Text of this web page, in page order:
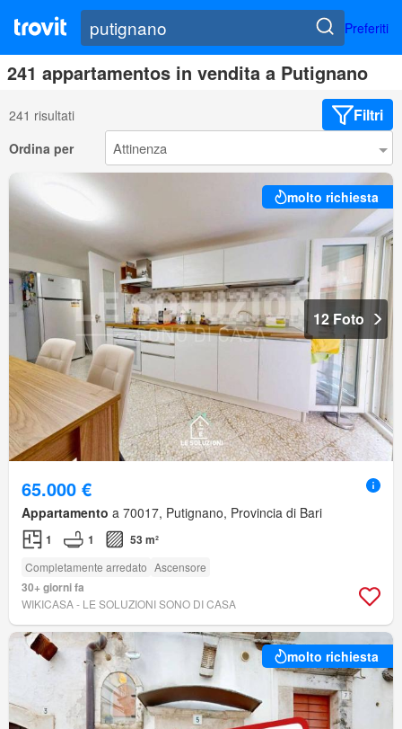
Preferiti
241 appartamentos in vendita a Putignano
241 risultati Filtri
Ordina per
molto richiesta
12 Foto
65.000 €
Appartamento a 70017, Putignano, Provincia di Bari
1 1 53 m²
Completamente arredato Ascensore
30+ giorni fa
WIKICASA - LE SOLUZIONI SONO DI CASA
molto richiesta